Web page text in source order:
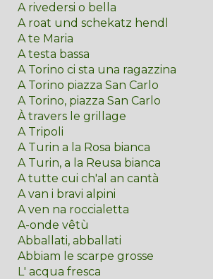
A rivedersi o bella
A roat und schekatz hendl
A te Maria
A testa bassa
A Torino ci sta una ragazzina
A Torino piazza San Carlo
A Torino, piazza San Carlo
À travers le grillage
A Tripoli
A Turin a la Rosa bianca
A Turin, a la Reusa bianca
A tutte cui ch'al an cantà
A van i bravi alpini
A ven na roccialetta
A-onde vêtù
Abballati, abballati
Abbiam le scarpe grosse
L' acqua fresca